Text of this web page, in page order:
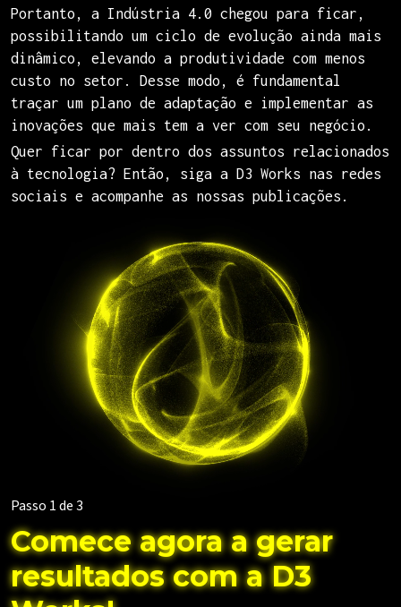
Portanto, a Indústria 4.0 chegou para ficar,
possibilitando um ciclo de evolução ainda mais
dinâmico, elevando a produtividade com menos
custo no setor. Desse modo, é fundamental
traçar um plano de adaptação e implementar as
inovações que mais tem a ver com seu negócio.
Quer ficar por dentro dos assuntos relacionados
à tecnologia? Então, siga a D3 Works nas redes
sociais e acompanhe as nossas publicações.
Passo 1 de 3
Comece agora a gerar
resultados com a D3